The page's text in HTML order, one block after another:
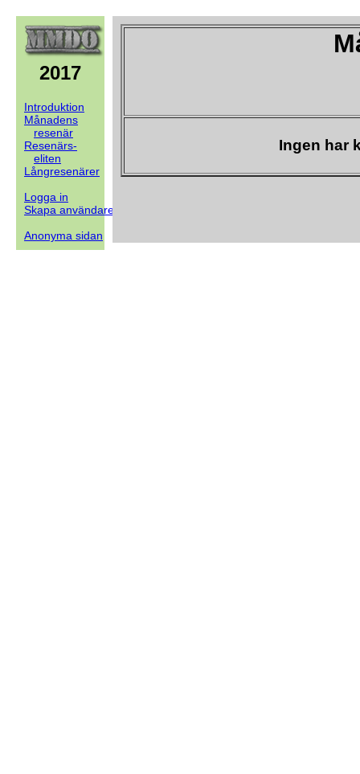
2017
Introduktion
Månadens
resenär
Resenärs-
eliten
Långresenärer
Logga in
Skapa användare
Anonyma sidan
Ingen har